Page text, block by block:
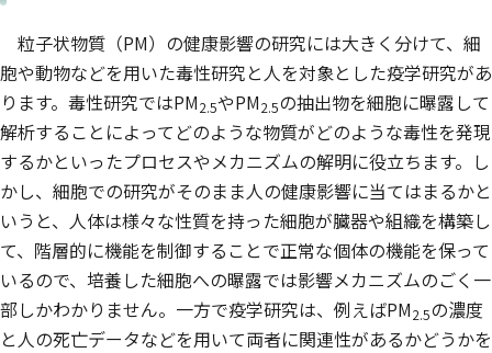
粒子状物質（PM）の健康影響の研究には大きく分けて、細
胞や動物などを用いた毒性研究と人を対象とした疫学研究があ
ります。毒性研究ではPM2.5やPM2.5の抽出物を細胞に曝露して
解析することによってどのような物質がどのような毒性を発現
するかといったプロセスやメカニズムの解明に役立ちます。し
かし、細胞での研究がそのまま人の健康影響に当てはまるかと
いうと、人体は様々な性質を持った細胞が臓器や組織を構築し
て、階層的に機能を制御することで正常な個体の機能を保って
いるので、培養した細胞への曝露では影響メカニズムのごく一
部しかわかりません。一方で疫学研究は、例えばPM2.5の濃度
と人の死亡データなどを用いて両者に関連性があるかどうかを